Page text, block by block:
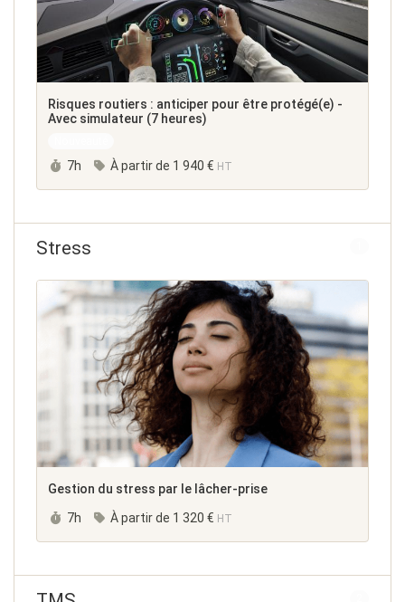
Risques routiers : anticiper pour être protégé(e) -
Avec simulateur (7 heures)
Durée :
7h À partir de 1 940 € HT
Stress
Gestion du stress par le lâcher-prise
Durée :
7h À partir de 1 320 € HT